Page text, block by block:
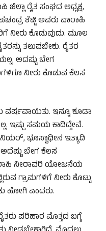
ರೈತ ಸಂಘದ ಅಧ್ಯಕ್ಷ,
ಶೆಟ್ಟಿ ಅವರು ವಾರಾಹಿ
ನೀರು ಕೊಡುವುದು. ಮೂಲ
ತಲುಪಬೇಕು. ರೈತರ
ಅದಷ್ಟು ಬೇಗ
ನೀರು ಕೊಡುವ ಕೆಲಸ
ವರ್ಷವಾಯಿತು. ಇನ್ನೂ ಕೂಡಾ
ಸಮಯ ಕಾದಿದ್ದೇವೆ.
ಭೂಸ್ವಾಧೀನ ಇತ್ಯಾದಿ
ಬೇಗ ಕೆಲಸ
ನೀರಾವರಿ ಯೋಜನೆಯ
ಗ್ರಾಮಗಳಿಗೆ ನೀರು ಕೊಟ್ಟು
ಹೋಗಿ ಎಂದರು.
ಪರಿಹಾರ ಮೊತ್ತದ ಬಗ್ಗೆ